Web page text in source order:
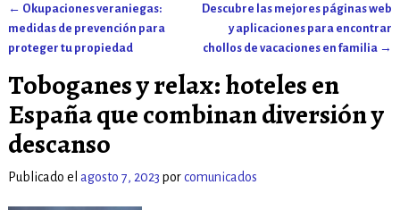
Navegación de entradas
← Okupaciones veraniegas:
medidas de prevención para
proteger tu propiedad
Descubre las mejores páginas web
y aplicaciones para encontrar
chollos de vacaciones en familia →
Toboganes y relax: hoteles en
España que combinan diversión y
descanso
Publicado el agosto 7, 2023 porcomunicados